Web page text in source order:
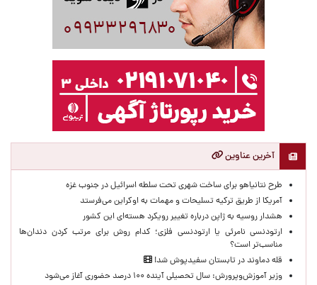
آخرین عناوین
طرح نتانیاهو برای ساخت شهری تحت سلطه اسرائیل در جنوب غزه
آمریکا از طریق ترکیه تسلیحات و مهمات به اوکراین می‌فرستد
هشدار روسیه به ژاپن درباره تغییر رویکرد هسته‌ای این کشور
ارتودنسی نامرئی یا ارتودنسی فلزی؛ کدام روش برای مرتب کردن دندان‌ها
مناسب‌تر است؟
قله دماوند در تابستان سفیدپوش شد!
وزیر آموزش‌وپرورش: سال تحصیلی آینده ۱۰۰ درصد حضوری آغاز می‌شود